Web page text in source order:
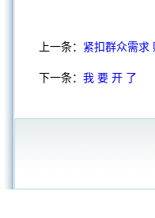
上一条： 紧扣群众需求
下一条： 我 要 开 了